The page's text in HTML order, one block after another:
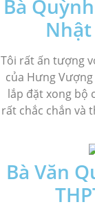
Bà
Tôi rất ấn tượng
của Hưng
lắp đặt xong bộ
rất chắc chắn và
Bà Văn